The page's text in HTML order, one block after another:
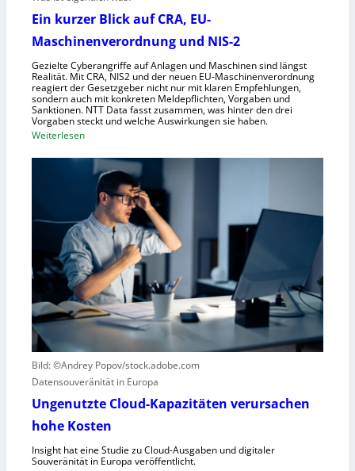
h
e
n
l
c
h
a
f
t
f
b
o
t
i
k
g
e
r
ü
n
d
t
Ein kurzer Blick auf CRA, EU-
Maschinenverordnung und NIS-2
Gezielte Cyberangriffe auf Anlagen und Maschinen sind längst
Realität. Mit CRA, NIS2 und der neuen EU-Maschinenverordnung
reagiert der Gesetzgeber nicht nur mit klaren Empfehlungen,
sondern auch mit konkreten Meldepflichten, Vorgaben und
Sanktionen. NTT Data fasst zusammen, was hinter den drei
Vorgaben steckt und welche Auswirkungen sie haben.
Weiterlesen:
u
r
z
e
r
B
l
c
k
a
u
C
R
A
Bild: ©Andrey Popov/stock.adobe.com
Datensouveränität in Europa
Ungenutzte Cloud-Kapazitäten verursachen
hohe Kosten
Insight hat eine Studie zu Cloud-Ausgaben und digitaler
Souveränität in Europa veröffentlicht.